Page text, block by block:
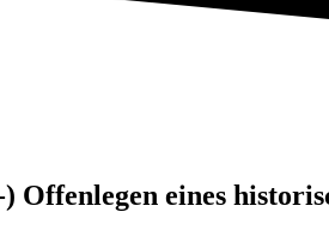
eines